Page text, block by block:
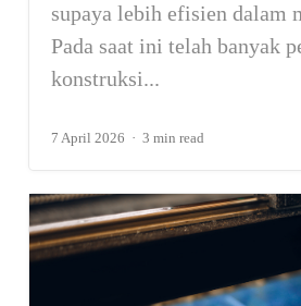
supaya lebih efisien dalam
Pada saat ini telah banyak
konstruksi...
7 April 2026 3 min read